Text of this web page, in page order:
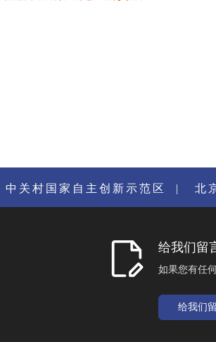
给我们留
如果您有任
给我们
中关村国家自主创新示范区 | 北